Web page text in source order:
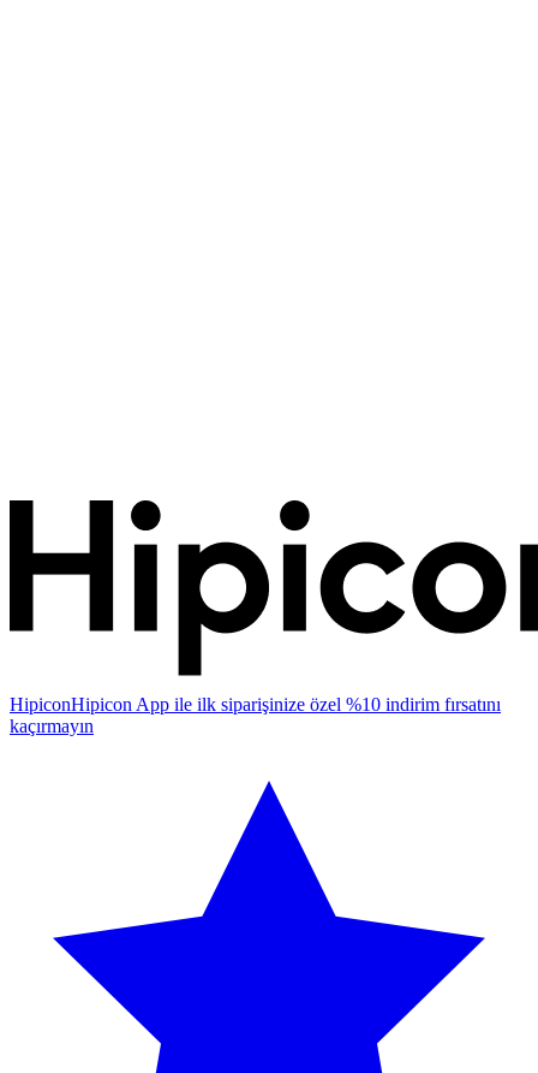
HipiconHipicon App ile ilk siparişinize özel %10 indirim fırsatını
kaçırmayın